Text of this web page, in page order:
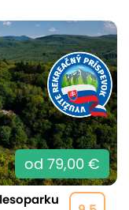
od 79,00 €